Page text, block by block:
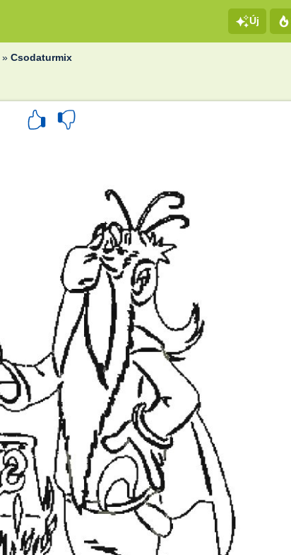
Új
»Csodaturmix